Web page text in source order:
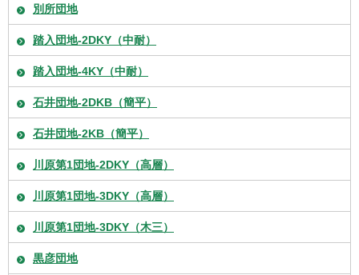
別所団地
踏入団地-2DKY（中耐）
踏入団地-4KY（中耐）
石井団地-2DKB（簡平）
石井団地-2KB（簡平）
川原第1団地-2DKY（高層）
川原第1団地-3DKY（高層）
川原第1団地-3DKY（木三）
黒彦団地